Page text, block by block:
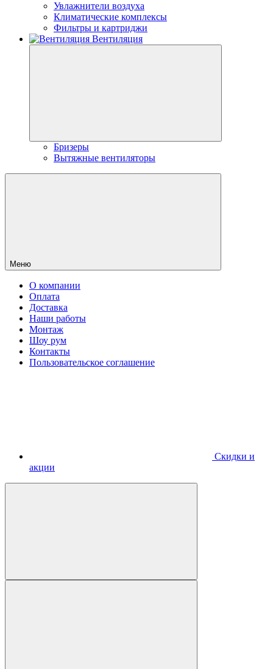
Увлажнители воздуха
Климатические комплексы
Фильтры и картриджи
Вентиляция
Бризеры
Вытяжные вентиляторы
Меню
О компании
Оплата
Доставка
Наши работы
Монтаж
Шоу рум
Контакты
Пользовательское соглашение
Скидки и
акции